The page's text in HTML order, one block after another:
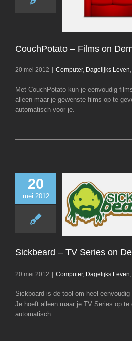
CouchPotato – Films on
20 mei 2012 Computer, Dagelijks Leven,
Met CouchPotato kun je eenvoudig
alleen maar je gewenste films op te
automatisch voor je.
20
mei 2012
Sickbeard – TV Series on
20 mei 2012 | Computer, Dagelijks Leven
Sickboard is de tool om heel eenvoudig
Je hoeft alleen maar je TV Series op te
automatisch.